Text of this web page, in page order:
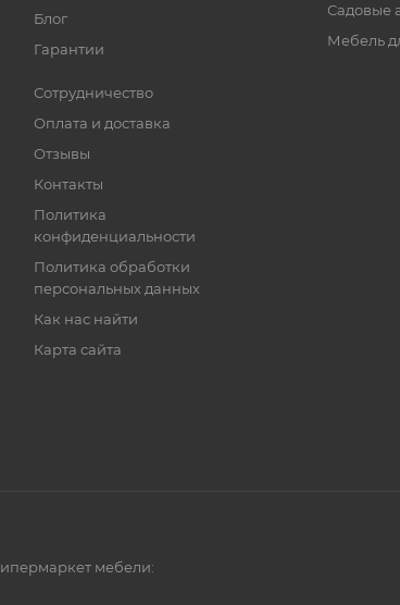
Блог
Гарантии
Сотрудничество
Оплата и доставка
Отзывы
Контакты
Политика
конфиденциальности
Политика обработки
персональных данных
Как нас найти
Карта сайта
Садовые
Мебель
мебели: